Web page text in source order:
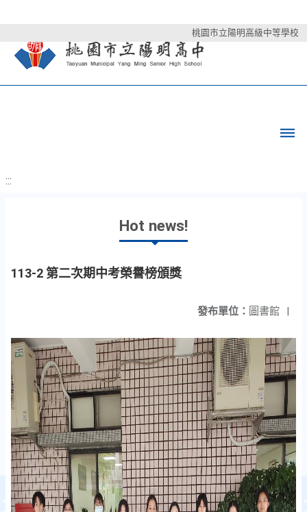
桃園市立陽明高級中等學校
:::
Hot news!
113-2 第二次期中考榮譽榜頒獎
發布單位： 圖書館 |